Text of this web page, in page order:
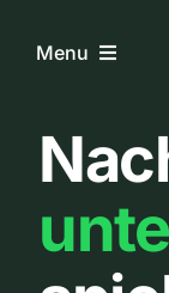
InhaltMenu
Home
Über uns